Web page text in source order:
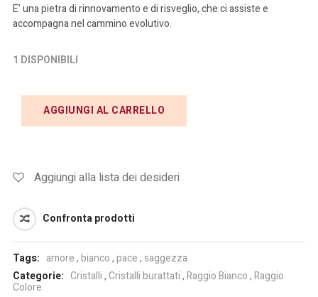
E’ una pietra di rinnovamento e di risveglio, che ci assiste e
accompagna nel cammino evolutivo.
1 DISPONIBILI
AGGIUNGI AL CARRELLO
Aggiungi alla lista dei desideri
Confronta prodotti
Tags: amore,bianco,pace, saggezza
Categorie: Cristalli,Cristalli burattati,Raggio Bianco,Raggio
Colore